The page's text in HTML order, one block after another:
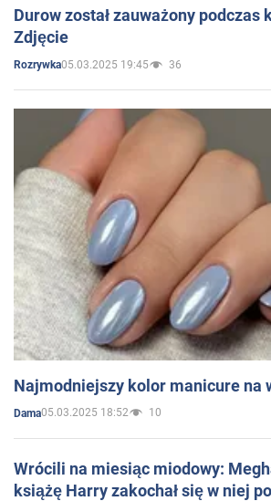
Durow został zauważony
Zdjęcie
Rozrywka05.03.2025 19:45 36
Najmodniejszy kolor manicure na
Dama05.03.2025 18:52 10
Wrócili na miesiąc miodowy:
książę Harry zakochał się w niej